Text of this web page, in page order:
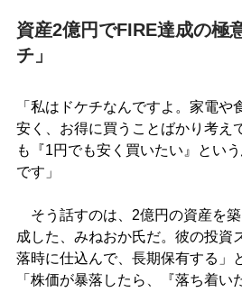
資産2億円でFIRE達成の極
チ」
「私はドケチなんですよ。家電や
安く、お得に買うことばかり考え
も『1円でも安く買いたい』とい
です」
そう話すのは、2億円の資産を
成した、みねおか氏だ。彼の投資
落時に仕込んで、長期保有する」
「株価が暴落したら、『落ち着い